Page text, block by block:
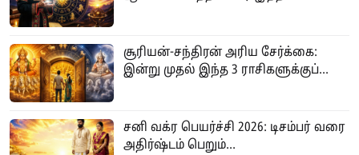
சூரியன்-சந்திரன் அரிய சேர்க்கை:
இன்று முதல் இந்த 3 ராசிகளுக்குப்...
சனி வக்ர பெயர்ச்சி 2026: டிசம்பர் வரை
அதிர்ஷ்டம் பெறும்...